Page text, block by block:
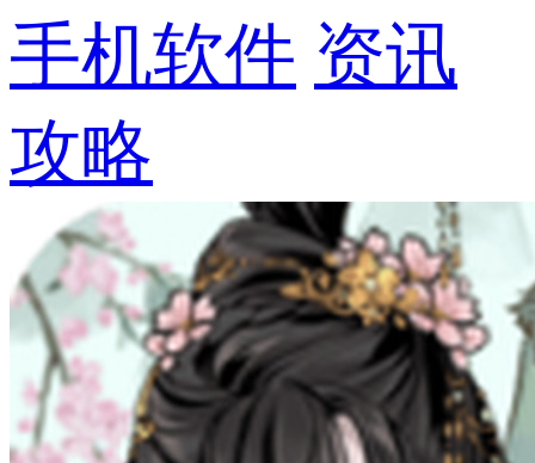
手机软件 资讯
攻略